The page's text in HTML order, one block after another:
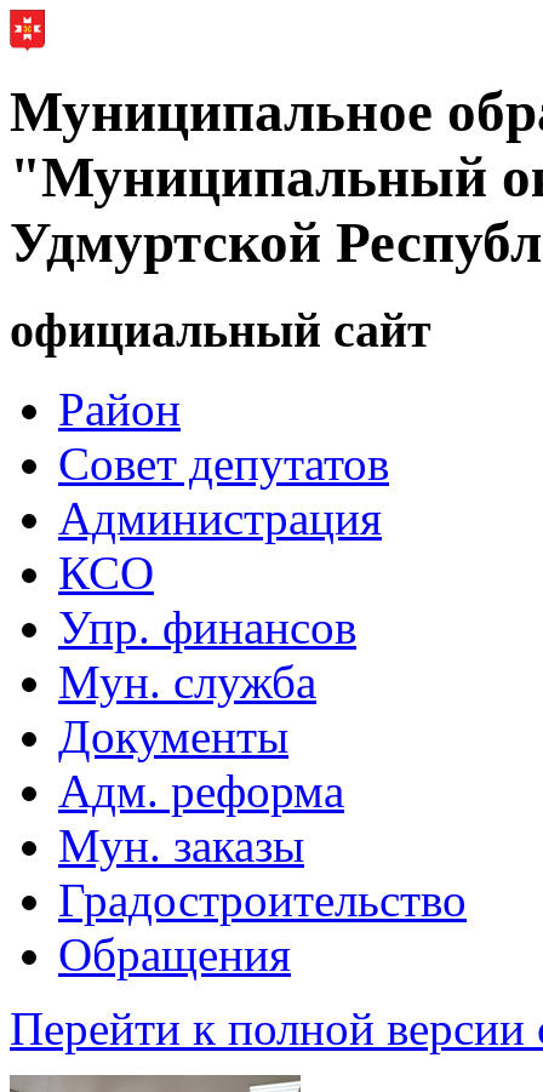
Муниципальное
"Муниципальный
Удмуртской
официальный сайт
Район
Совет депутатов
Администрация
КСО
Упр. финансов
Мун. служба
Документы
Адм. реформа
Мун. заказы
Градостроительство
Обращения
Перейти к полной версии